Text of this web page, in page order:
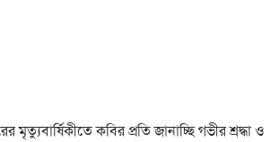
মৃত্যুবার্ষিকীতে কবির প্রতি জানাচ্ছি গভীর শ্রদ্ধা ও